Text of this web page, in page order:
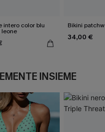
intero color blu Bikini
34,00 €
INSIEME